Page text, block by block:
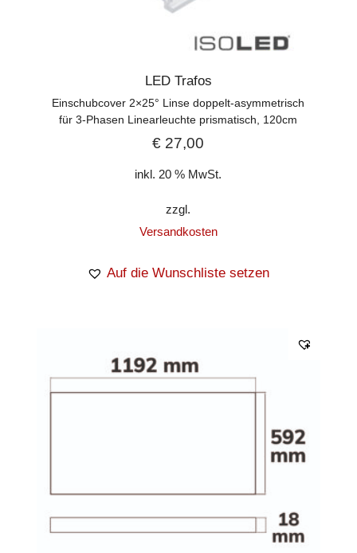
LED Trafos
Einschubcover 2×25° Linse doppelt-asymmetrisch
für 3-Phasen Linearleuchte prismatisch, 120cm
€ 27,00
inkl. 20 % MwSt.
zzgl.
Versandkosten
Auf die Wunschliste setzen